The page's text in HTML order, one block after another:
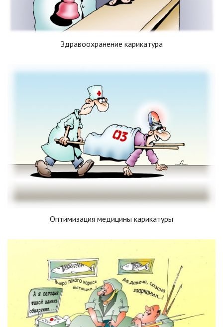
Здравоохранение карикатура
Оптимизация медицины карикатуры